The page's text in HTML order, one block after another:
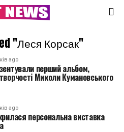
"Леся Корсак"
ago
перший альбом,
Миколи Кумановського
ago
персональна виставка